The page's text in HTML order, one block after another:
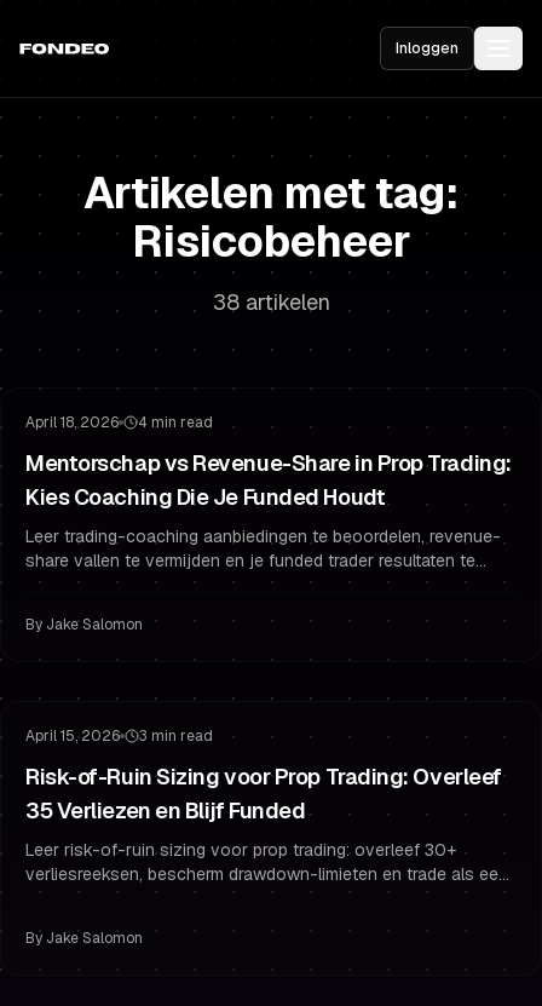
Inloggen
Artikelen met tag:
Risicobeheer
38 artikelen
April 18, 2026 4 min read
Mentorschap vs Revenue-Share in Prop Trading:
Kies Coaching Die Je Funded Houdt
Leer trading-coaching aanbiedingen te beoordelen, revenue-
share vallen te vermijden en je funded trader resultaten te
beschermen met prop-stijl risicobeheer en psychologie.
By Jake Salomon
April 15, 2026 3 min read
Risk-of-Ruin Sizing voor Prop Trading: Overleef
35 Verliezen en Blijf Funded
Leer risk-of-ruin sizing voor prop trading: overleef 30+
verliesreeksen, bescherm drawdown-limieten en trade als een
consistente funded trader.
By Jake Salomon